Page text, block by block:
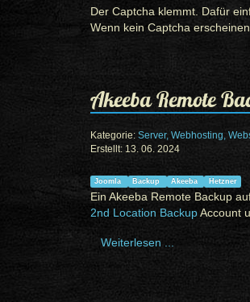
Der Captcha klemmt. Dafür
Wenn kein Captcha
Akeeba Remote
Kategorie: Server, Webhosting,
Erstellt: 13. 06. 2024
Joomla Backup Akeeba Hetzner
Ein Akeeba Remote Backup
2nd Location BackupAccount
Weiterlesen ...